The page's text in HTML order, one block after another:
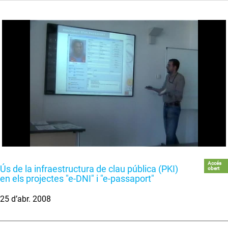
Ús de la infraestructura de clau pública (PKI)
en els projectes "e-DNI" i "e-passaport"
Accés
obert
25 d’abr. 2008